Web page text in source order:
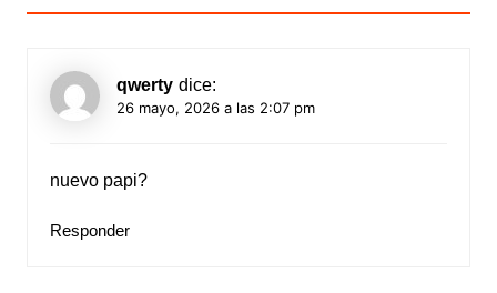
qwerty dice:
26 mayo, 2026 a las 2:07 pm
nuevo papi?
Responder